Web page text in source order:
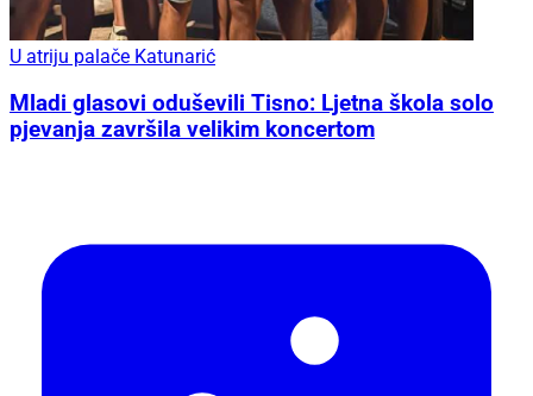
U atriju palače Katunarić
Mladi glasovi oduševili Tisno: Ljetna škola solo
pjevanja završila velikim koncertom